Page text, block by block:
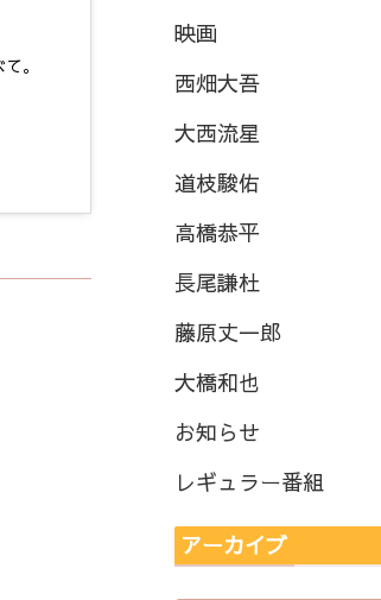
。
映画
西畑大吾
大西流星
道枝駿佑
高橋恭平
長尾謙杜
藤原丈一郎
大橋和也
お知らせ
レギュラー番組
アーカイブ